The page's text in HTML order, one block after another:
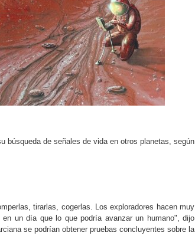
búsqueda de señales de vida en otros planetas, según
tirarlas, cogerlas. Los exploradores hacen muy
un día que lo que podría avanzar un humano", dijo
se podrían obtener pruebas concluyentes sobre la